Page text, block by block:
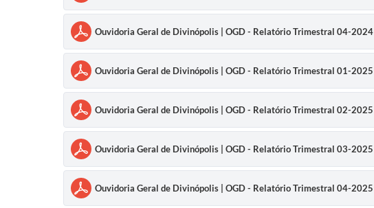
Ouvidoria Geral de Divinópolis | OGD - Relatório Trimestral 04-2024
Ouvidoria Geral de Divinópolis | OGD - Relatório Trimestral 01-2025
Ouvidoria Geral de Divinópolis | OGD - Relatório Trimestral 02-2025
Ouvidoria Geral de Divinópolis | OGD - Relatório Trimestral 03-2025
Ouvidoria Geral de Divinópolis | OGD - Relatório Trimestral 04-2025